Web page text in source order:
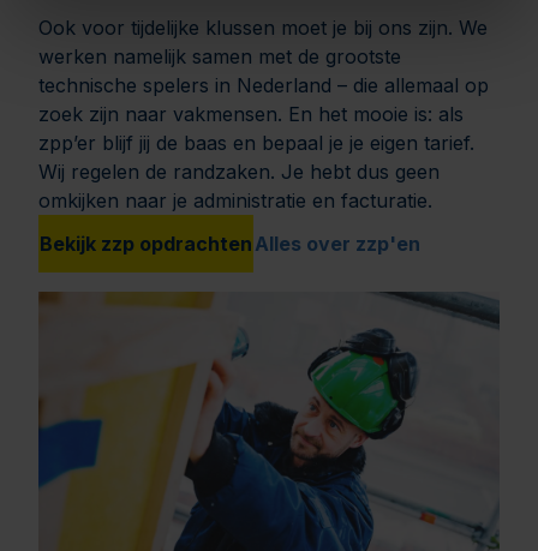
Ook voor tijdelijke klussen moet je bij ons zijn. We
werken namelijk samen met de grootste
technische spelers in Nederland – die allemaal op
zoek zijn naar vakmensen. En het mooie is: als
zpp’er blijf jij de baas en bepaal je je eigen tarief.
Wij regelen de randzaken. Je hebt dus geen
omkijken naar je administratie en facturatie.
Bekijk zzp opdrachten Alles over zzp'en